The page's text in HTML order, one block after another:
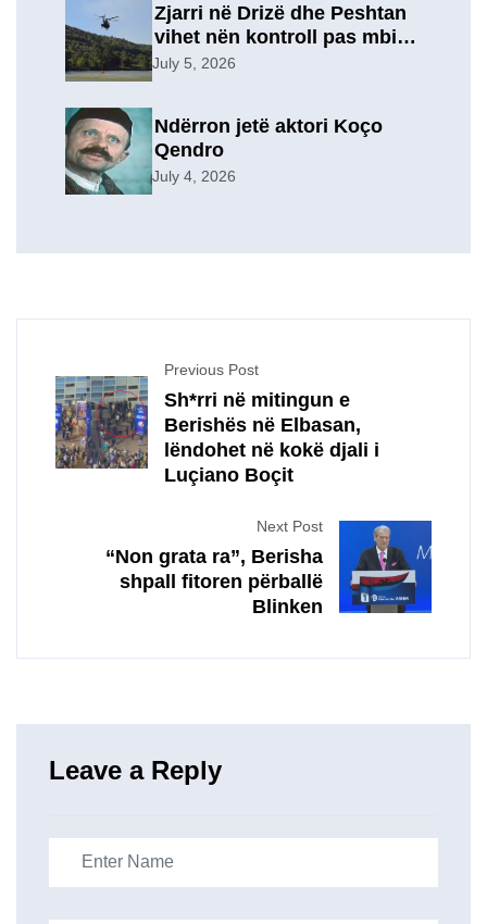
Zjarri në Drizë dhe Peshtan
vihet nën kontroll pas mbi 9
orësh operacion, u
July 5, 2026
Ndërron jetë aktori Koço
Qendro
July 4, 2026
Previous Post
Sh*rri në mitingun e
Berishës në Elbasan,
lëndohet në kokë djali i
Luçiano Boçit
Next Post
“Non grata ra”, Berisha
shpall fitoren përballë
Blinken
Leave a Reply